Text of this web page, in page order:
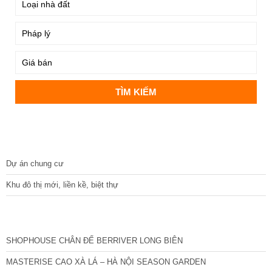
Dự án chung cư
Khu đô thị mới, liền kề, biệt thự
SHOPHOUSE CHÂN ĐẾ BERRIVER LONG BIÊN
MASTERISE CAO XÀ LÁ – HÀ NỘI SEASON GARDEN